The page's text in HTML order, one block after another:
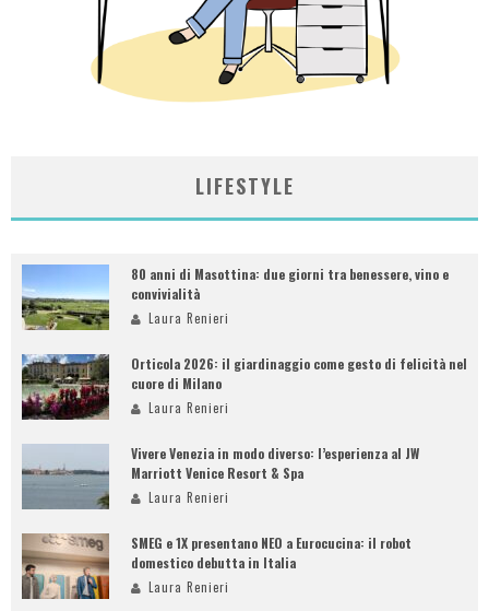
LIFESTYLE
80 anni di Masottina: due giorni tra benessere, vino e
convivialità
Laura Renieri
Orticola 2026: il giardinaggio come gesto di felicità nel
cuore di Milano
Laura Renieri
Vivere Venezia in modo diverso: l’esperienza al JW
Marriott Venice Resort & Spa
Laura Renieri
SMEG e 1X presentano NEO a Eurocucina: il robot
domestico debutta in Italia
Laura Renieri